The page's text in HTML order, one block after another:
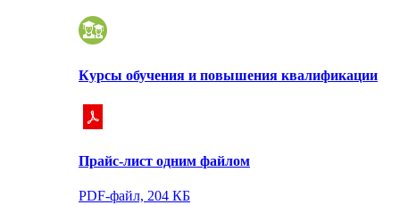
Курсы обучения и повышения квалификации
Прайс-лист одним файлом
PDF-файл, 204 КБ